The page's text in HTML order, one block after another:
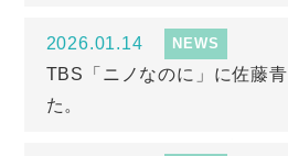
2026.01.14 NEWS
TBS「ニノなのに」に佐藤
た。